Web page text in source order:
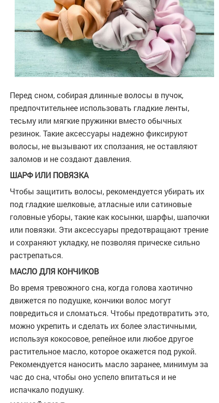
Перед сном, собирая длинные волосы в пучок,
предпочтительнее использовать гладкие ленты,
тесьму или мягкие пружинки вместо обычных
резинок. Такие аксессуары надежно фиксируют
волосы, не вызывают их сползания, не оставляют
заломов и не создают давления.
ШАРФ ИЛИ ПОВЯЗКА
Чтобы защитить волосы, рекомендуется убирать их
под гладкие шелковые, атласные или сатиновые
головные уборы, такие как косынки, шарфы, шапочки
или повязки. Эти аксессуары предотвращают трение
и сохраняют укладку, не позволяя прическе сильно
растрепаться.
МАСЛО ДЛЯ КОНЧИКОВ
Во время тревожного сна, когда голова хаотично
движется по подушке, кончики волос могут
повредиться и сломаться. Чтобы предотвратить это,
можно укрепить и сделать их более эластичными,
используя кокосовое, репейное или любое другое
растительное масло, которое окажется под рукой.
Рекомендуется наносить масло заранее, минимум за
час до сна, чтобы оно успело впитаться и не
испачкало подушку.